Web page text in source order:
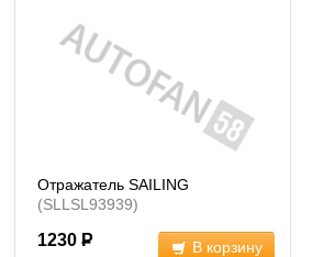
Отражатель SAILING
(SLLSL93939)
1230 Р В корзину